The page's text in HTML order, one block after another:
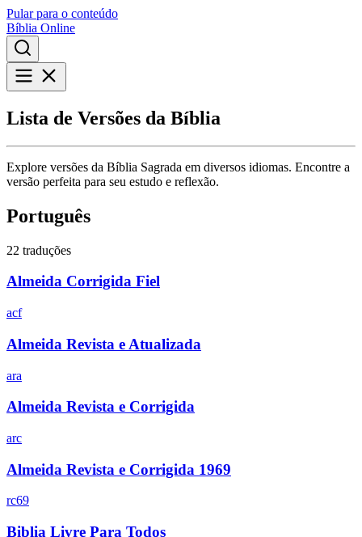
Pular para o conteúdo
Bíblia Online
Lista de Versões da Bíblia
Explore versões da Bíblia Sagrada em diversos idiomas. Encontre a
versão perfeita para seu estudo e reflexão.
Português
22 traduções
Almeida Corrigida Fiel
acf
Almeida Revista e Atualizada
ara
Almeida Revista e Corrigida
arc
Almeida Revista e Corrigida 1969
rc69
Biblia Livre Para Todos